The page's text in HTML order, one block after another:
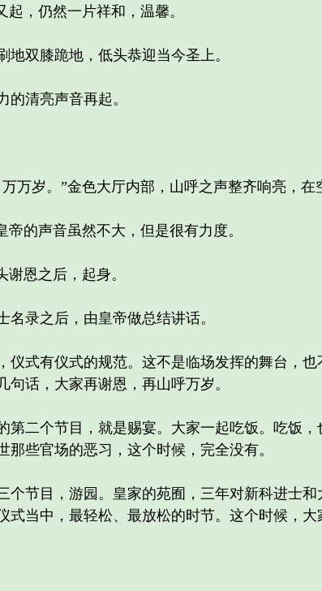
，仍然一片祥和，温馨。
双膝跪地，低头恭迎当今圣上。
清亮声音再起。
岁。”金色大厅内部，山呼之声整齐响亮，在
的声音虽然不大，但是很有力度。
恩之后，起身。
录之后，由皇帝做总结讲话。
式有仪式的规范。这不是临场发挥的舞台，也
句话，大家再谢恩，再山呼万岁。
二个节目，就是赐宴。大家一起吃饭。吃饭，
那些官场的恶习，这个时候，完全没有。
节目，游园。皇家的苑囿，三年对新科进士和
式当中，最轻松、最放松的时节。这个时候，